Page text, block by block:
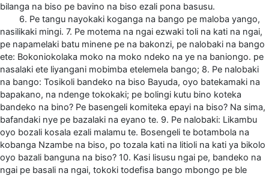
bilanga na biso pe bavino na biso ezali pona basusu.
6. Pe tangu nayokaki koganga na bango pe maloba yango,
nasilikaki mingi. 7. Pe motema na ngai ezwaki toli na kati na ngai,
pe napamelaki batu minene pe na bakonzi, pe nalobaki na bango
ete: Bokoniokolaka moko na moko ndeko na ye na baniongo. pe
nasalaki ete liyangani mobimba etelemela bango; 8. Pe nalobaki
na bango: Tosikoli bandeko na biso Bayuda, oyo batekamaki na
bapakano, na ndenge tokokaki; pe bolingi kutu bino koteka
bandeko na bino? Pe basengeli komiteka epayi na biso? Na sima,
bafandaki nye pe bazalaki na eyano te. 9. Pe nalobaki: Likambu
oyo bozali kosala ezali malamu te. Bosengeli te botambola na
kobanga Nzambe na biso, po tozala kati na litioli na kati ya bikolo
oyo bazali banguna na biso? 10. Kasi lisusu ngai pe, bandeko na
ngai pe basali na ngai, tokoki todefisa bango mbongo pe ble